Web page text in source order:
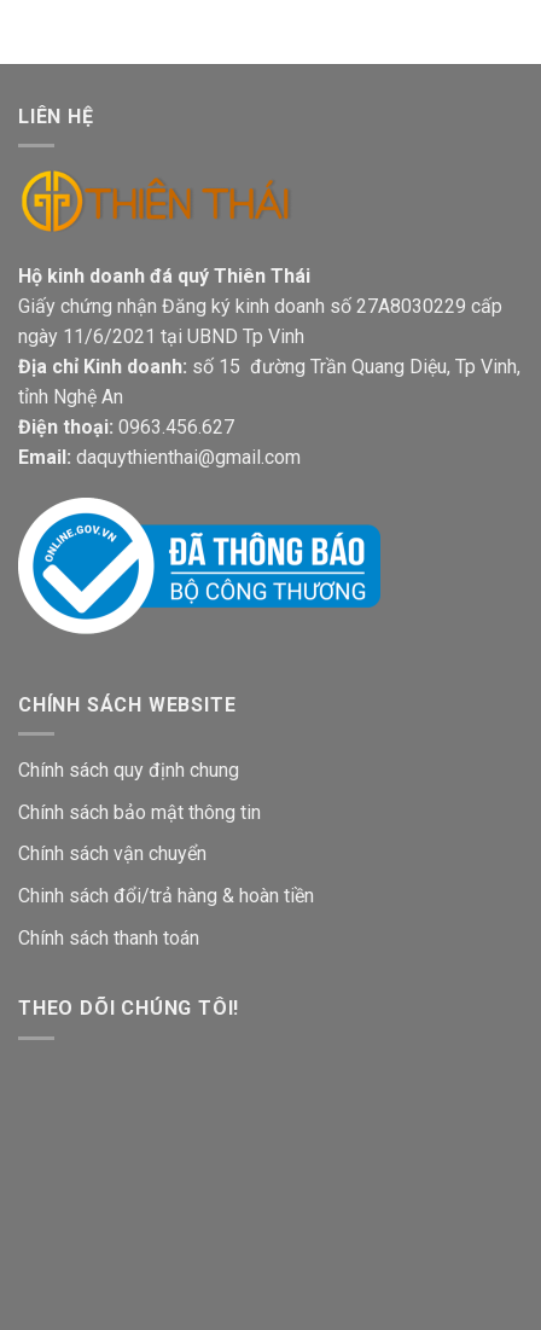
LIÊN HỆ
Hộ kinh doanh đá quý Thiên Thái
Giấy chứng nhận Đăng ký kinh doanh số 27A8030229 cấp
ngày 11/6/2021 tại UBND Tp Vinh
Địa chỉ Kinh doanh: số 15 đường Trần Quang Diệu, Tp Vinh,
tỉnh Nghệ An
Điện thoại: 0963.456.627
Email: daquythienthai@gmail.com
CHÍNH SÁCH WEBSITE
Chính sách quy định chung
Chính sách bảo mật thông tin
Chính sách vận chuyển
Chinh sách đổi/trả hàng & hoàn tiền
Chính sách thanh toán
THEO DÕI CHÚNG TÔI!